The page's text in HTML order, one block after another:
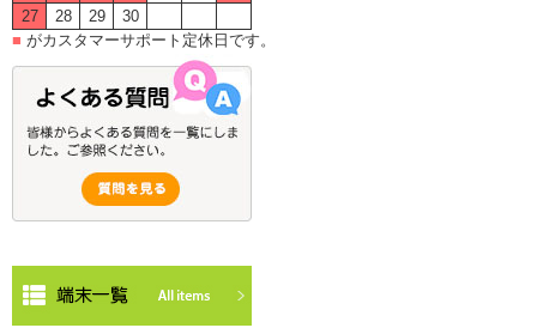
27
28 29
30
■ がカスタマーサポート定休日です。